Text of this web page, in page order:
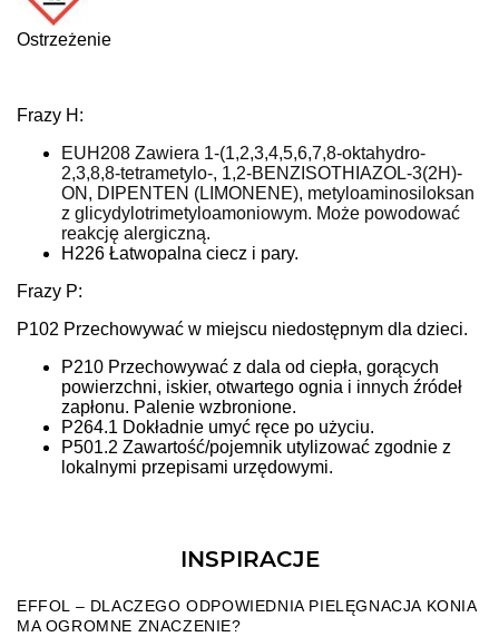
Ostrzeżenie
Frazy H:
EUH208 Zawiera 1-(1,2,3,4,5,6,7,8-oktahydro-
2,3,8,8-tetrametylo-, 1,2-BENZISOTHIAZOL-3(2H)-
ON, DIPENTEN (LIMONENE), metyloaminosiloksan
z glicydylotrimetyloamoniowym. Może powodować
reakcję alergiczną.
H226 Łatwopalna ciecz i pary.
Frazy P:
P102 Przechowywać w miejscu niedostępnym dla dzieci.
P210 Przechowywać z dala od ciepła, gorących
powierzchni, iskier, otwartego ognia i innych źródeł
zapłonu. Palenie wzbronione.
P264.1 Dokładnie umyć ręce po użyciu.
P501.2 Zawartość/pojemnik utylizować zgodnie z
lokalnymi przepisami urzędowymi.
INSPIRACJE
EFFOL – DLACZEGO ODPOWIEDNIA PIELĘGNACJA KONIA
MA OGROMNE ZNACZENIE?